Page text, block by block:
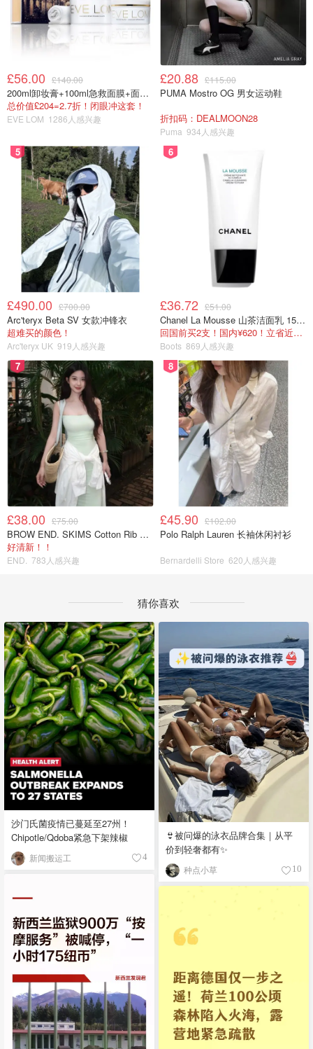
£56.00 £140.00
200ml卸妆膏+100ml急救面膜+面霜+洁颜布
总价值£204=2.7折！闭眼冲这套！
EVE LOM 1286人感兴趣
£20.88 £115.00
PUMA Mostro OG 男女运动鞋
折扣码：DEALMOON28
Puma 934人感兴趣
5
£490.00 £700.00
Arc'teryx Beta SV 女款冲锋衣
超难买的颜色！
Arc'teryx UK 919人感兴趣
6
£36.72 £51.00
Chanel La Mousse 山茶洁面乳 150ml
回国前买2支！国内¥620！立省近一半！
Boots 869人感兴趣
7
£38.00 £75.00
BROW END. SKIMS Cotton Rib 长款背心连衣裙 薄荷绿
好清新！！
END. 783人感兴趣
8
£45.90 £102.00
Polo Ralph Lauren 长袖休闲衬衫
Bernardelli Store 620人感兴趣
猜你喜欢
沙门氏菌疫情已蔓延至27州！
Chipotle/Qdoba紧急下架辣椒
新闻搬运工 4
👙被问爆的泳衣品牌合集｜从平
价到轻奢都有✨
种点小草 10